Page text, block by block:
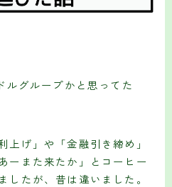
ルグループかと思ってた
上げ」や「金融引き締め」
ーまた来たか」とコーヒー
したが、昔は違いました。